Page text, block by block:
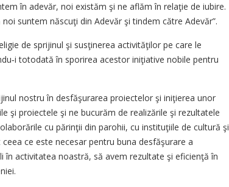
în adevăr, noi existăm şi ne aflăm în relaţie de iubire.
suntem născuţi din Adevăr şi tindem către Adevăr”.
de sprijinul şi susţinerea activităţilor pe care le
totodată în sporirea acestor iniţiative nobile pentru
nostru în desfăşurarea proiectelor şi iniţierea unor
şi proiectele şi ne bucurăm de realizările şi rezultatele
cu părinţii din parohii, cu instituţiile de cultură şi
ce este necesar pentru buna desfăşurare a
activitatea noastră, să avem rezultate şi eficienţă în